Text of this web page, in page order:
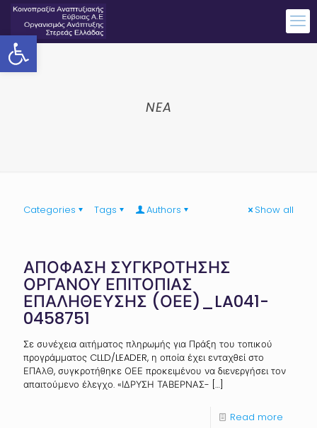
Ανοίξτε τη γραμμή εργαλείων
NEA
Categories Tags Authors Show all
ΑΠΟΦΑΣΗ ΣΥΓΚΡΟΤΗΣΗΣ
ΟΡΓΑΝΟΥ ΕΠΙΤΟΠΙΑΣ
ΕΠΑΛΗΘΕΥΣΗΣ (ΟΕΕ)_LA041-
0458751
Σε συνέχεια αιτήματος πληρωμής για Πράξη του τοπικού
προγράμματος CLLD/LEADER, η οποία έχει ενταχθεί στο
ΕΠΑλΘ, συγκροτήθηκε ΟΕΕ προκειμένου να διενεργήσει τον
απαιτούμενο έλεγχο. «ΙΔΡΥΣΗ ΤΑΒΕΡΝΑΣ- […]
Read more